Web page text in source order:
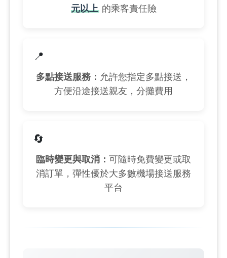
元以上的乘客責任險
📍
多點接送服務： 允許您指定多點接送，
方便沿途接送親友，分攤費用
🔄
臨時變更與取消： 可隨時免費變更或取
消訂單，彈性優於大多數機場接送服務
平台